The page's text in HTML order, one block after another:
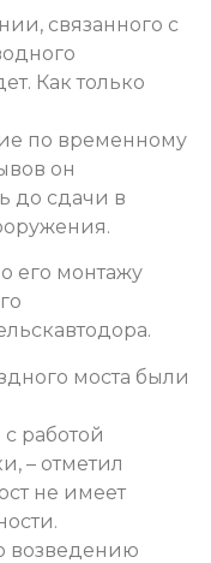
связанного с
Как только
по временному
он
до сдачи в
его монтажу
моста были
работой
– отметил
не имеет
возведению